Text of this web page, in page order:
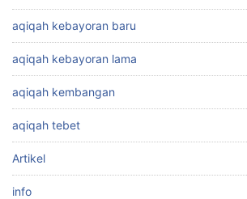
aqiqah kebayoran baru
aqiqah kebayoran lama
aqiqah kembangan
aqiqah tebet
Artikel
info